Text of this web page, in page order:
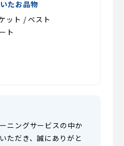
たお品物
ット / ベスト
ト
ニングサービスの中か
ただき、誠にありがと